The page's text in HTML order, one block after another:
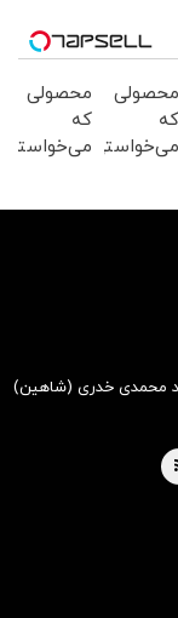
محصولی
که
می‌خواستی
محصولی
که
می‌خواستی
محمدی خدری (شاهین)